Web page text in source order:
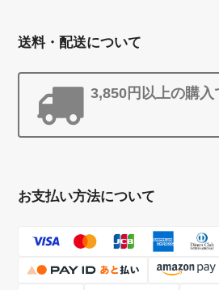
こちらこそお気遣いいただき、ありがとう
この度はレビュー
葉大変嬉しく思い
なってきますが、
しいです。 またの
送料・配送について
3,850円以上の購入
お支払い方法について